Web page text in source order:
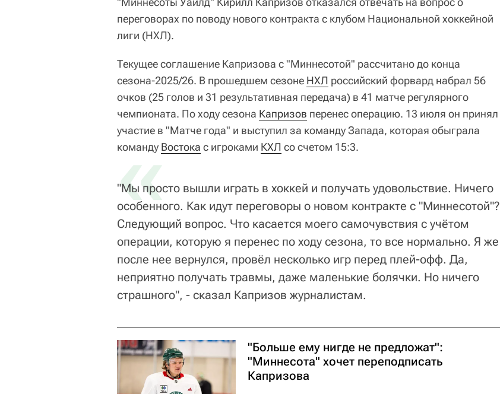
переговорах по поводу нового контракта с клубом Национальной хоккейной
лиги (НХЛ).
Текущее соглашение Капризова с "Миннесотой" рассчитано до конца
сезона-2025/26. В прошедшем сезоне НХЛ российский форвард набрал 56
очков (25 голов и 31 результативная передача) в 41 матче регулярного
чемпионата. По ходу сезона Капризов перенес операцию. 13 июля он принял
участие в "Матче года" и выступил за команду Запада, которая обыграла
команду Востока с игроками КХЛ со счетом 15:3.
«
"Мы просто вышли играть в хоккей и получать удовольствие. Ничего
особенного. Как идут переговоры о новом контракте с "Миннесотой"?
Следующий вопрос. Что касается моего самочувствия с учётом
операции, которую я перенес по ходу сезона, то все нормально. Я же
после нее вернулся, провёл несколько игр перед плей-офф. Да,
неприятно получать травмы, даже маленькие болячки. Но ничего
страшного", - сказал Капризов журналистам.
"Больше ему нигде не предложат":
"Миннесота" хочет переподписать
Капризова